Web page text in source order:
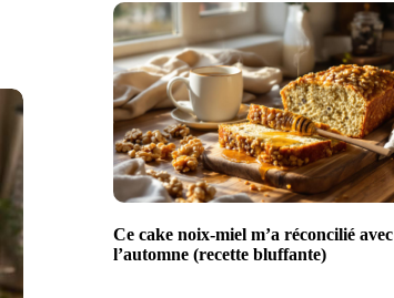
Ce cake noix-miel m’a réconcilié avec
l’automne (recette bluffante)